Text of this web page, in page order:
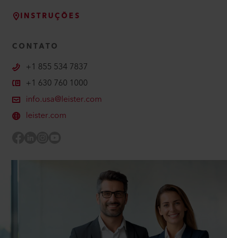
INSTRUÇÕES
CONTATO
+1 855 534 7837
+1 630 760 1000
info.usa@leister.com
leister.com